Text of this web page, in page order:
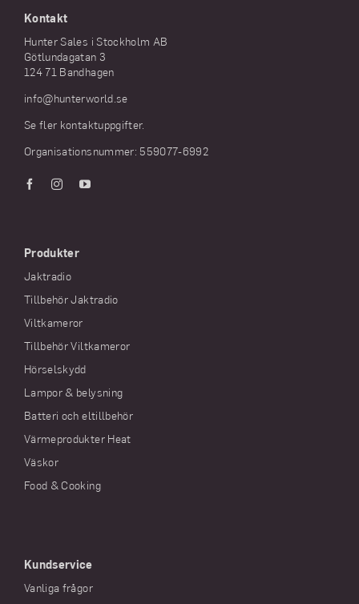
Kontakt
Hunter Sales i Stockholm AB
Götlundagatan 3
124 71 Bandhagen
info@hunterworld.se
Se fler kontaktuppgifter.
Organisationsnummer: 559077-6992
Produkter
Jaktradio
Tillbehör Jaktradio
Viltkameror
Tillbehör Viltkameror
Hörselskydd
Lampor & belysning
Batteri och eltillbehör
Värmeprodukter Heat
Väskor
Food & Cooking
Kundservice
Vanliga frågor